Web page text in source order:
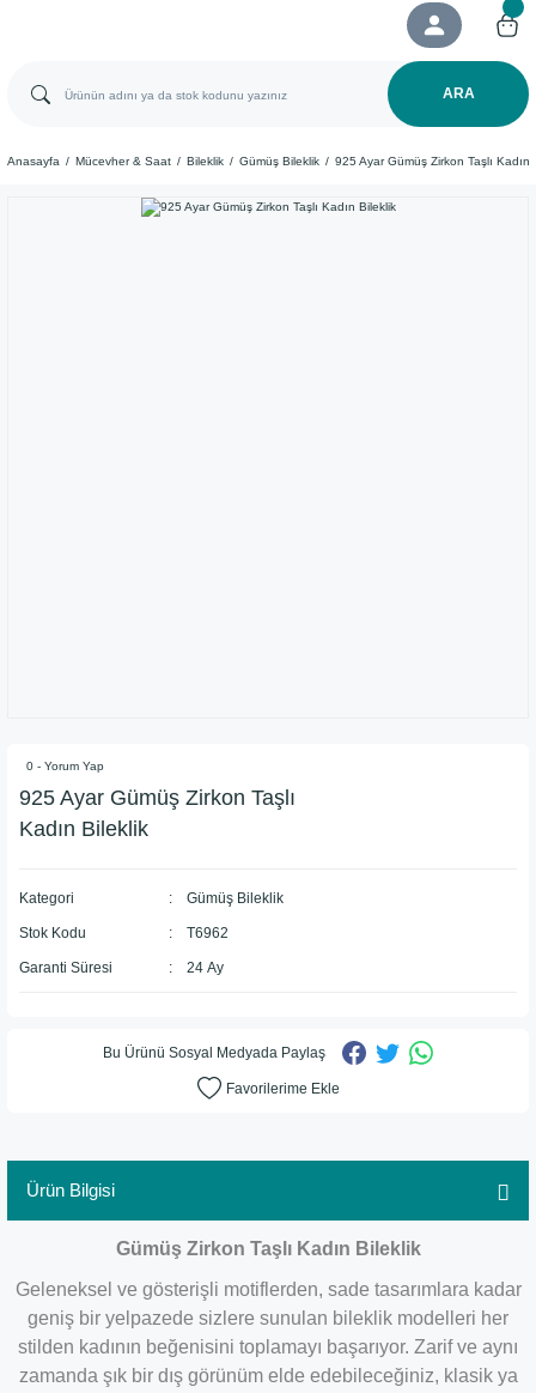
ARA
Anasayfa Mücevher & Saat Bileklik Gümüş Bileklik 925 Ayar Gümüş Zirkon Taşlı Kadın
0 - Yorum Yap
925 Ayar Gümüş Zirkon Taşlı
Kadın Bileklik
Kategori Gümüş Bileklik
Stok Kodu T6962
Garanti Süresi 24 Ay
Bu Ürünü Sosyal Medyada Paylaş
Ürün Bilgisi
Gümüş Zirkon Taşlı Kadın Bileklik
Geleneksel ve gösterişli motiflerden, sade tasarımlara kadar
geniş bir yelpazede sizlere sunulan bileklik modelleri her
stilden kadının beğenisini toplamayı başarıyor. Zarif ve aynı
zamanda şık bir dış görünüm elde edebileceğiniz, klasik ya